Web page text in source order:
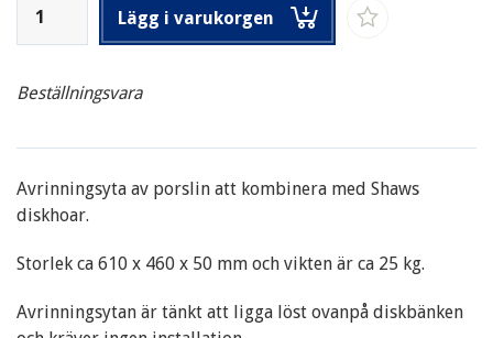
Lägg i varukorgen
Beställningsvara
Avrinningsyta av porslin att kombinera med Shaws
diskhoar.
Storlek ca 610 x 460 x 50 mm och vikten är ca 25 kg.
Avrinningsytan är tänkt att ligga löst ovanpå diskbänken